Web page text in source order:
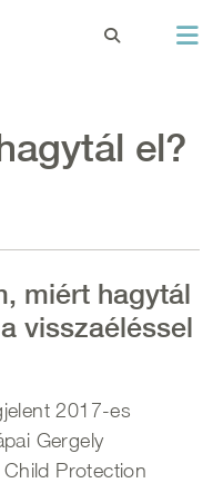
el?
miért hagytál
visszaéléssel
2017-es
Gergely
Protection